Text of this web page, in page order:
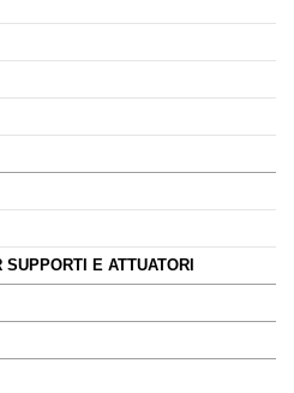
E ATTUATORI